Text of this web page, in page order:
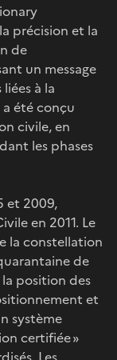
précision et la
de
un message
à la
a été conçu
civile, en
les phases
et 2009,
en 2011. Le
la constellation
de
position des
et
système
certifiée »